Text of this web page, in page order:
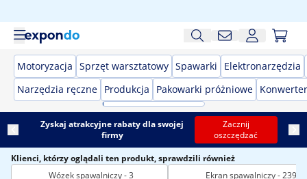
Motoryzacja Sprzęt warsztatowy Spawarki
Elektronarzędzia
Narzędzia ręczne Produkcja Pakowarki próżniowe
Zyskaj atrakcyjne rabaty dla swojej
firmy
Zacznij
oszczędzać
Klienci, którzy oglądali ten produkt, sprawdzili również
Wózek spawalniczy - 3
Ekran spawalniczy - 239 x